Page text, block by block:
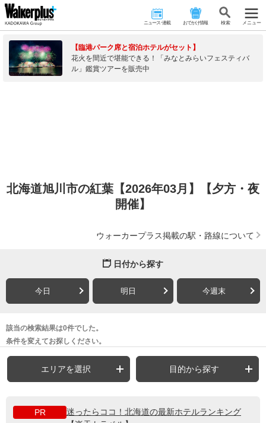
ニュース･連載 おでかけ情報 検 索 メニュー
【臨港パーク席と宿泊ホテルがセット】
花火を間近で堪能できる！「みなとみらいフェスティバ
ル」鑑賞ツアーを販売中
北海道旭川市の紅葉【2026年03月】【夕方・夜
開催】
ウォーカープラス掲載の駅・路線について
日付から探す
今日 明日 今週末
該当の検索結果は0件でした。
条件を変えてお探しください。
エリアを選択 目的から探す
PR
迷ったらココ！北海道の最新ホテルランキング